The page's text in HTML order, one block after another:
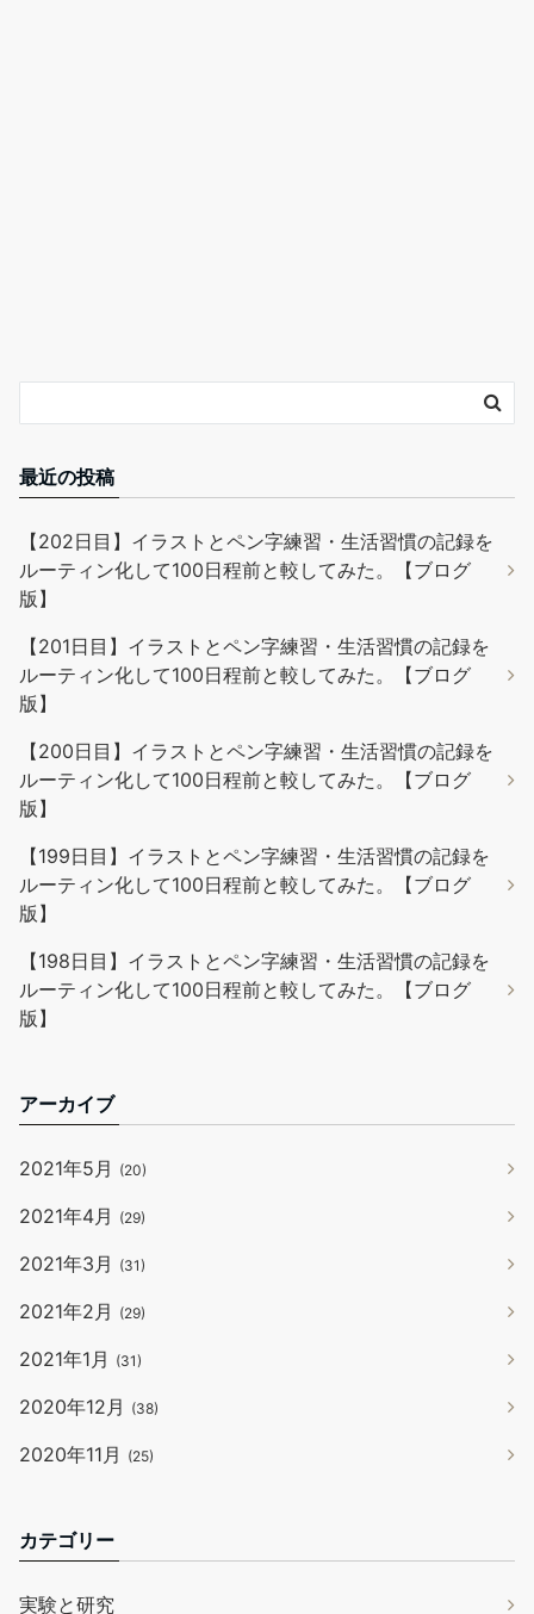
最近の投稿
【202日目】イラストとペン字練習・生活習慣の記録を
ルーティン化して100日程前と較してみた。【ブログ
版】
【201日目】イラストとペン字練習・生活習慣の記録を
ルーティン化して100日程前と較してみた。【ブログ
版】
【200日目】イラストとペン字練習・生活習慣の記録を
ルーティン化して100日程前と較してみた。【ブログ
版】
【199日目】イラストとペン字練習・生活習慣の記録を
ルーティン化して100日程前と較してみた。【ブログ
版】
【198日目】イラストとペン字練習・生活習慣の記録を
ルーティン化して100日程前と較してみた。【ブログ
版】
アーカイブ
2021年5月 (20)
2021年4月 (29)
2021年3月 (31)
2021年2月 (29)
2021年1月 (31)
2020年12月 (38)
2020年11月 (25)
カテゴリー
実験と研究